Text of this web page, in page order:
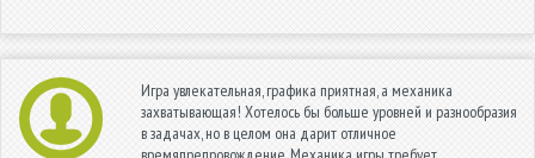
Игра увлекательная, графика приятная, а механика
захватывающая! Хотелось бы больше уровней и разнообразия
в задачах, но в целом она дарит отличное